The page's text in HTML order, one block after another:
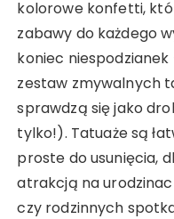
kolorowe konfetti,
zabawy do każdego
koniec
zestaw zmywalnych
sprawdzą się jako
tylko!). Tatuaże są
proste do usunięcia,
atrakcją na
czy rodzinnych